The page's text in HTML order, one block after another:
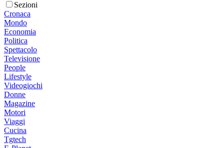
Sezioni
Cronaca
Mondo
Economia
Politica
Spettacolo
Televisione
People
Lifestyle
Videogiochi
Donne
Magazine
Motori
Viaggi
Cucina
Tgtech